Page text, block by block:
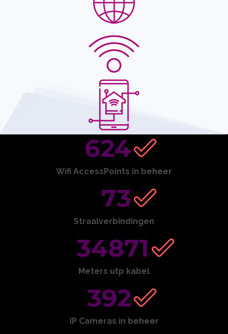
624
Wifi AccessPoints in beheer
73
Straalverbindingen
34871
Meters utp kabel
392
IP Cameras in beheer